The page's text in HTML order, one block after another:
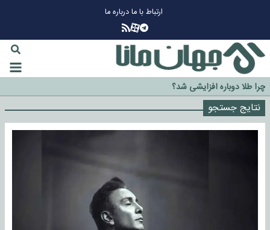
ارتباط با مادرباره ما
چرا طلا دوباره افزایشی شد؟
گزینه جدایی اوسمار روی میز مدیران پرسپولیس
آیا رئیس جمهور آمریکا قانون را دور می‌زند؟
اخراج رسمی چهره نامدار از پرسپولیس
سازمان اطلاعات سپاه: پروژه دولت ترامپ برای مهار چین، روسیه و اروپا شکست
نتایج جستجو